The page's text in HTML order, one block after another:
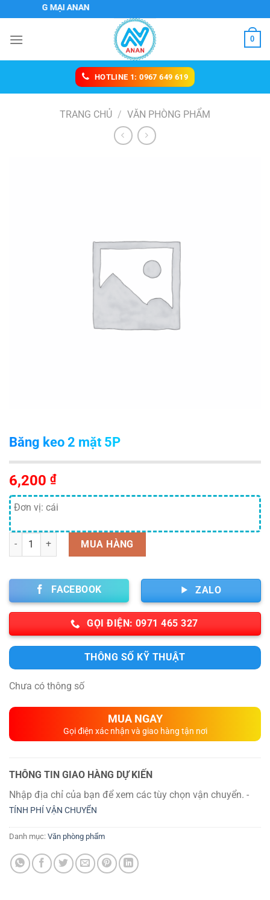
đến
nội
MẠI ANAN
0
HOTLINE 1: 0967 649 619
TRANG CHỦ / VĂN PHÒNG PHẨM
Băng keo 2 mặt 5P
6,200 ₫
Đơn vị: cái
Số lượng MUA HÀNG
FACEBOOK ZALO
GỌI ĐIỆN: 0971 465 327
THÔNG SỐ KỸ THUẬT
Chưa có thông số
MUA NGAY
Gọi điện xác nhận và giao hàng tận nơi
THÔNG TIN GIAO HÀNG DỰ KIẾN
Nhập địa chỉ của bạn để xem các tùy chọn vận chuyển. -
TÍNH PHÍ VẬN CHUYỂN
Danh mục: Văn phòng phẩm